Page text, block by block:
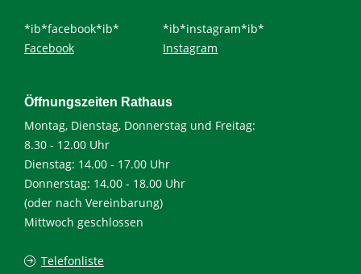
*ib*facebook*ib*
Facebook
*ib*instagram*ib*
Instagram
Öffnungszeiten Rathaus
Montag, Dienstag, Donnerstag und Freitag:
8.30 - 12.00 Uhr
Dienstag: 14.00 - 17.00 Uhr
Donnerstag: 14.00 - 18.00 Uhr
(oder nach Vereinbarung)
Mittwoch geschlossen
Telefonliste